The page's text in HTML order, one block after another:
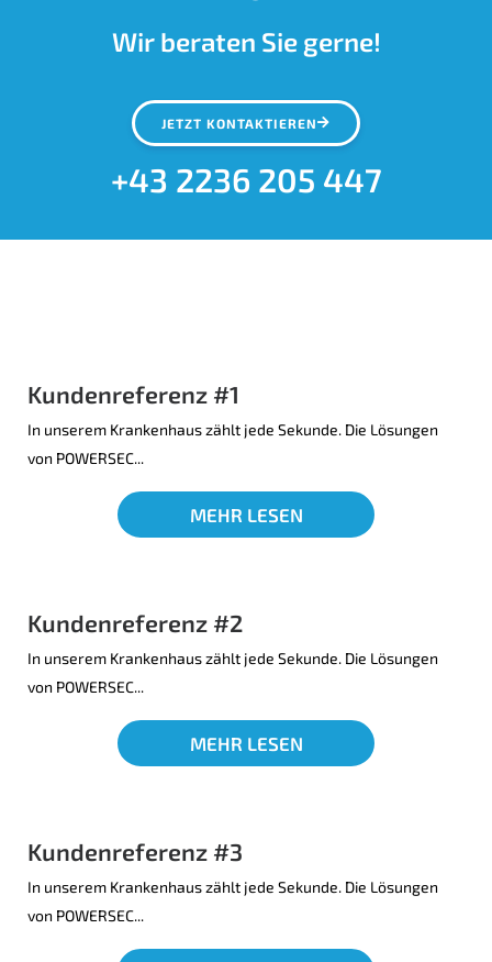
Wir beraten Sie gerne!
JETZT KONTAKTIEREN
+43 2236 205 447
Kundenreferenz #1
In unserem Krankenhaus zählt jede Sekunde. Die Lösungen
von POWERSEC...
MEHR LESEN
Kundenreferenz #2
In unserem Krankenhaus zählt jede Sekunde. Die Lösungen
von POWERSEC...
MEHR LESEN
Kundenreferenz #3
In unserem Krankenhaus zählt jede Sekunde. Die Lösungen
von POWERSEC...